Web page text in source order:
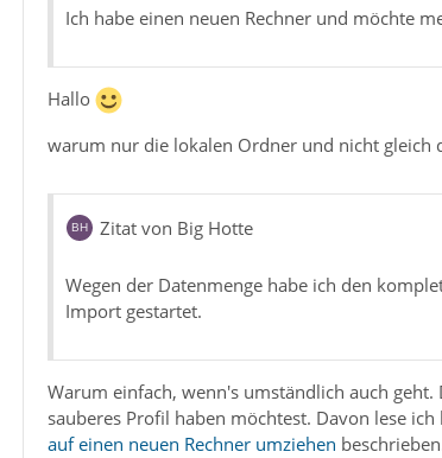
Ich habe einen neuen Rechner und möchte
Hallo
warum nur die lokalen Ordner und nicht gleich
Zitat von Big Hotte
Wegen der Datenmenge habe ich den
Import gestartet.
Warum einfach, wenn's umständlich auch geht.
sauberes Profil haben möchtest. Davon lese
auf einen neuen Rechner umziehen